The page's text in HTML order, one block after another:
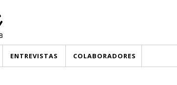
ENTREVISTAS COLABORADORES